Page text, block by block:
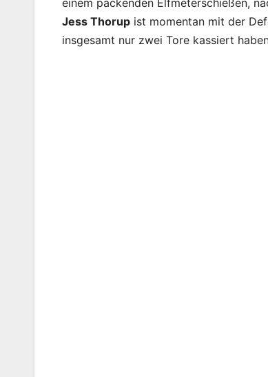
Jess Thorup ist momentan mit der
insgesamt nur zwei Tore kassiert